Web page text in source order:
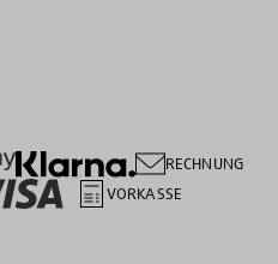
RECHNUNG
VORKASSE